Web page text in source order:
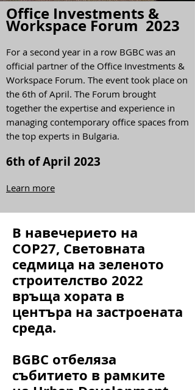
Office Investments &
Workspace Forum2023
For a second year in a row BGBC was an
official partner of the Office Investments &
Workspace Forum. The event took place on
the 6th of April. The Forum brought
together the expertise and experience in
managing contemporary office spaces from
the top experts in Bulgaria.
6th of April 2023
В навечерието на
COP27, Световната
седмица на зеленото
строителство 2022
връща хората в
среда.